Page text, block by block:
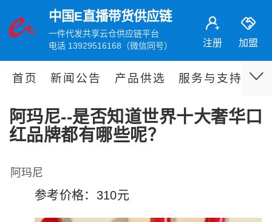
中国E直播带货供应链
一件代发共享云仓供应链平台
电话 13929516168（微信同号）
注册 加盟
首页 新闻公告 产品供选 服务与支持 伙
阿玛尼--是否知道世界十大奢华口
红品牌都有哪些呢？
阿玛尼
参考价格：310元